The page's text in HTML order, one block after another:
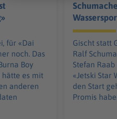
für «Dai
noch. Das
Boy
hätte es mit
anderen
Gischt statt
Ralf
Stefan
«Jetski Star
den Start
Promis